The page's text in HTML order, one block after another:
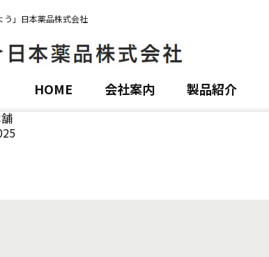
う」日本薬品株式会社
HOME
会社案内 製品紹介